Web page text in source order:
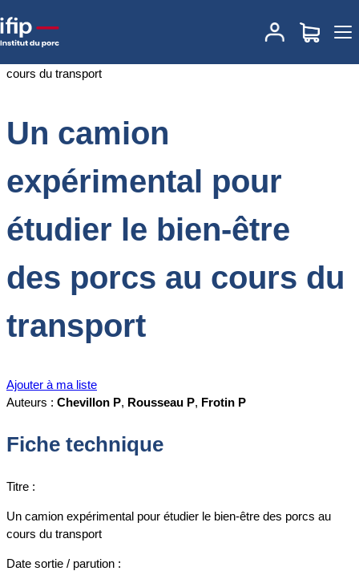
Accueil
Un camion expérimental pour étudier le
bien-être des porcs au cours du transport
Un camion
expérimental pour
étudier le bien-être
des porcs au cours du
transport
Ajouter à ma liste
Auteurs : Chevillon P, Rousseau P, Frotin P
Fiche technique
Titre :
Un camion expérimental pour étudier le bien-être des porcs au
cours du transport
Date sortie / parution :